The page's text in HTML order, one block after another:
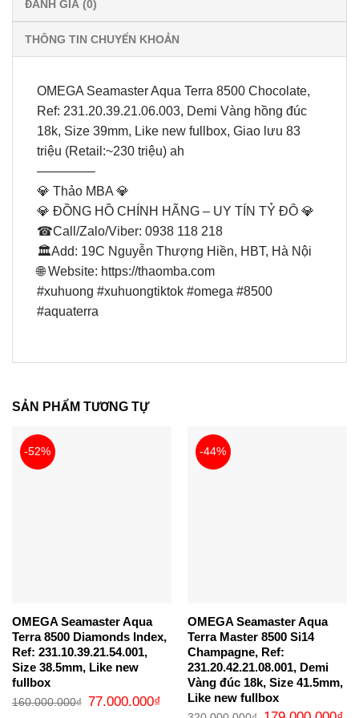
ĐÁNH GIÁ (0)
THÔNG TIN CHUYỂN KHOẢN
OMEGA Seamaster Aqua Terra 8500 Chocolate,
Ref: 231.20.39.21.06.003, Demi Vàng hồng đúc
18k, Size 39mm, Like new fullbox, Giao lưu 83
triệu (Retail:~230 triệu) ah
————–
💎 Thảo MBA 💎
💎 ĐỒNG HỒ CHÍNH HÃNG – UY TÍN TỶ ĐÔ 💎
☎Call/Zalo/Viber: 0938 118 218
🏛Add: 19C Nguyễn Thượng Hiền, HBT, Hà Nội
🌐 Website: https://thaomba.com
#xuhuong #xuhuongtiktok #omega #8500
#aquaterra
SẢN PHẨM TƯƠNG TỰ
-52%
OMEGA Seamaster Aqua
Terra 8500 Diamonds Index,
Ref: 231.10.39.21.54.001,
Size 38.5mm, Like new
fullbox
160.000.000₫ Giá
gốc
77.000.000₫Giá
-44%
OMEGA Seamaster Aqua
Terra Master 8500 Si14
Champagne, Ref:
231.20.42.21.08.001, Demi
Vàng đúc 18k, Size 41.5mm,
Like new fullbox
Giá